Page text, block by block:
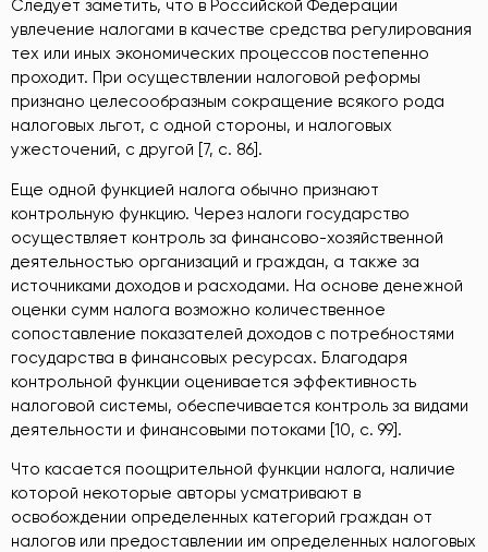
Следует заметить, что в Российской Федерации
увлечение налогами в качестве средства регулирования
тех или иных экономических процессов постепенно
проходит. При осуществлении налоговой реформы
признано целесообразным сокращение всякого рода
налоговых льгот, с одной стороны, и налоговых
ужесточений, с другой [7, c. 86].
Еще одной функцией налога обычно признают
контрольную функцию. Через налоги государство
осуществляет контроль за финансово-хозяйственной
деятельностью организаций и граждан, а также за
источниками доходов и расходами. На основе денежной
оценки сумм налога возможно количественное
сопоставление показателей доходов с потребностями
государства в финансовых ресурсах. Благодаря
контрольной функции оценивается эффективность
налоговой системы, обеспечивается контроль за видами
деятельности и финансовыми потоками [10, c. 99].
Что касается поощрительной функции налога, наличие
которой некоторые авторы усматривают в
освобождении определенных категорий граждан от
налогов или предоставлении им определенных налоговых